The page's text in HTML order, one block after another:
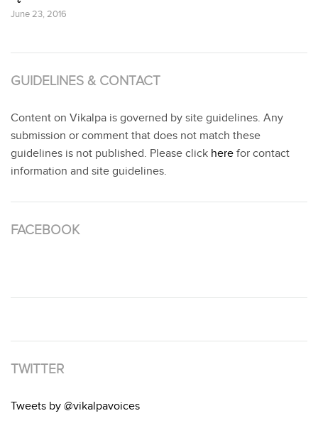
June 23, 2016
GUIDELINES & CONTACT
Content on Vikalpa is governed by site guidelines. Any
submission or comment that does not match these
guidelines is not published. Please click here for contact
information and site guidelines.
FACEBOOK
TWITTER
Tweets by @vikalpavoices